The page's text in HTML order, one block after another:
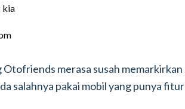
Otofriends merasa susah
salahnya pakai mobil yang punya